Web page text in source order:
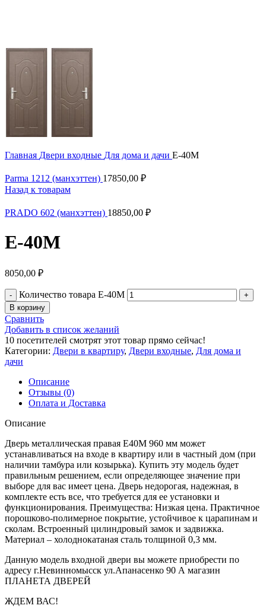
Главная Двери входные Для дома и дачи Е-40М
Parma 1212 (манхэттен) 17850,00 ₽
Назад к товарам
PRADO 602 (манхэттен) 18850,00 ₽
Е-40М
8050,00 ₽
Количество товара Е-40М
В корзину
Сравнить
Добавить в список желаний
10 посетителей смотрят этот товар прямо сейчас!
Категории: Двери в квартиру, Двери входные, Для дома и
дачи
Описание
Отзывы (0)
Оплата и Доставка
Описание
Дверь металлическая правая Е40М 960 мм может
устанавливаться на входе в квартиру или в частный дом (при
наличии тамбура или козырька). Купить эту модель будет
правильным решением, если определяющее значение при
выборе для вас имеет цена. Дверь недорогая, надежная, в
комплекте есть все, что требуется для ее установки и
функционирования. Преимущества: Низкая цена. Практичное
порошково-полимерное покрытие, устойчивое к царапинам и
сколам. Встроенный цилиндровый замок и задвижка.
Материал – холоднокатаная сталь толщиной 0,3 мм.
Данную модель входной двери вы можете приобрести по
адресу г.Невинномысск ул.Апанасенко 90 А магазин
ПЛАНЕТА ДВЕРЕЙ
ЖДЕМ ВАС!